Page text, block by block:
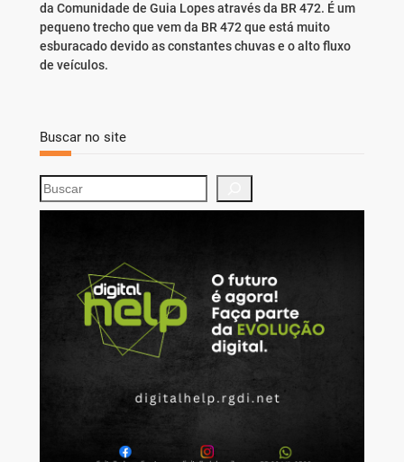
da Comunidade de Guia Lopes através da BR 472. É um
pequeno trecho que vem da BR 472 que está muito
esburacado devido as constantes chuvas e o alto fluxo
de veículos.
Buscar no site
S
e